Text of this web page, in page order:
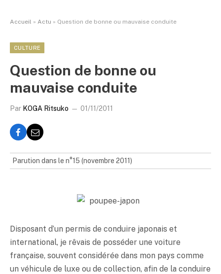
Accueil » Actu » Question de bonne ou mauvaise conduite
CULTURE
Question de bonne ou
mauvaise conduite
Par KOGA Ritsuko 01/11/2011
Parution dans le n°15 (novembre 2011)
Disposant d’un permis de conduire japonais et
international, je rêvais de posséder une voiture
française, souvent considérée dans mon pays comme
un véhicule de luxe ou de collection, afin de la conduire